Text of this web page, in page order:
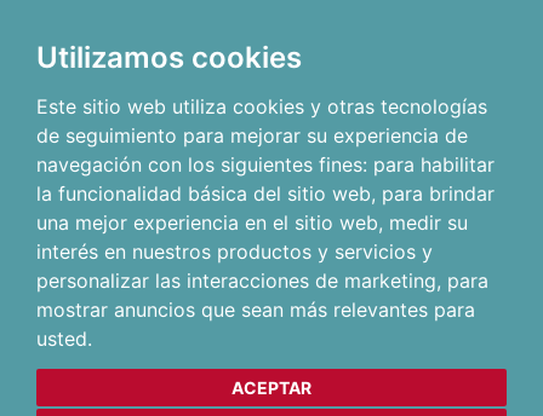
Utilizamos cookies
Este sitio web utiliza cookies y otras tecnologías
de seguimiento para mejorar su experiencia de
navegación con los siguientes fines: para habilitar
la funcionalidad básica del sitio web, para brindar
una mejor experiencia en el sitio web, medir su
interés en nuestros productos y servicios y
personalizar las interacciones de marketing, para
mostrar anuncios que sean más relevantes para
usted.
ACEPTAR